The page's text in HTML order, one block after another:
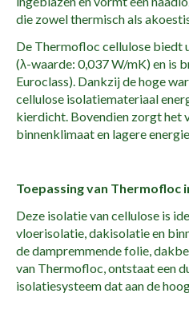
die zowel thermisch als
De Thermofloc cellulose biedt
(λ-waarde: 0,037 W/mK) en is
Euroclass). Dankzij de hoge
cellulose isolatiemateriaal
kierdicht. Bovendien zorgt het
binnenklimaat en lagere
Toepassing van Thermofloc
Deze isolatie van cellulose is
vloerisolatie, dakisolatie en
de dampremmende folie,
van Thermofloc, ontstaat een
isolatiesysteem dat aan de